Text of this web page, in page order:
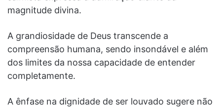
magnitude divina.
A grandiosidade de Deus transcende a
compreensão humana, sendo insondável e além
dos limites da nossa capacidade de entender
completamente.
A ênfase na dignidade de ser louvado sugere não